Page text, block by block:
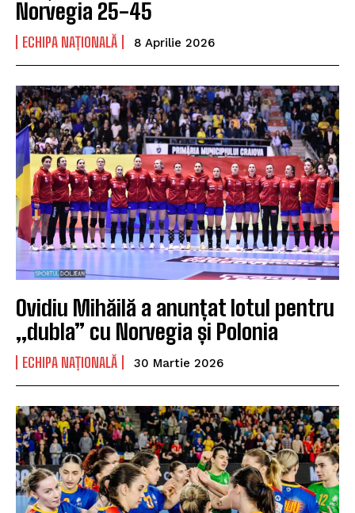
Norvegia 25-45
ECHIPA NAȚIONALĂ 8 Aprilie 2026
Ovidiu Mihăilă a anunțat lotul pentru
„dubla” cu Norvegia și Polonia
ECHIPA NAȚIONALĂ 30 Martie 2026